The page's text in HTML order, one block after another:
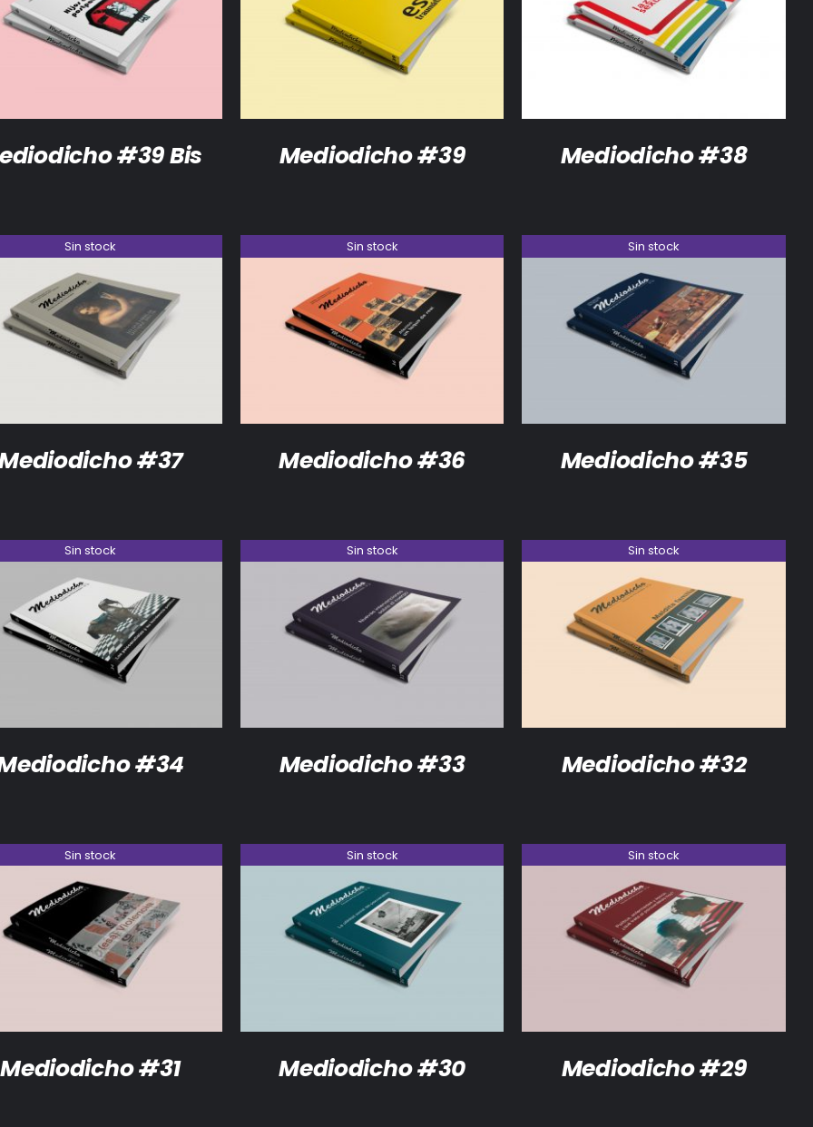
DETALLES
#39 Bis
DETALLES
Mediodicho #39
DETALLES
Mediodicho #38
Sin stock
DETALLES
#37
Sin stock
DETALLES
Mediodicho #36
Sin stock
DETALLES
Mediodicho #35
Sin stock
DETALLES
#34
Sin stock
DETALLES
Mediodicho #33
Sin stock
DETALLES
Mediodicho #32
Sin stock
DETALLES
Mediodicho #31
Sin stock
DETALLES
Mediodicho #30
Sin stock
DETALLES
Mediodicho #29